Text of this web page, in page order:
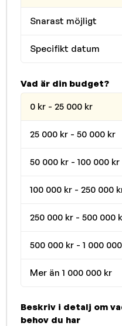
Snarast möjligt
Specifikt datum
Vad är din budget?
0 kr - 25 000 kr
25 000 kr - 50 000 kr
50 000 kr - 100 000 kr
100 000 kr - 250 000
250 000 kr - 500 000
500 000 kr - 1 000
Mer än 1 000 000 kr
Beskriv i detalj om
behov du har